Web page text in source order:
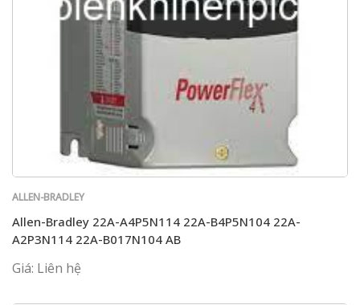
ALLEN-BRADLEY
Allen-Bradley 22A-A4P5N114 22A-B4P5N104 22A-
A2P3N114 22A-B017N104 AB
Giá: Liên hệ